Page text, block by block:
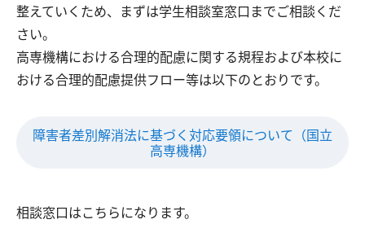
整えていくため、まずは学生相談室窓口までご相談くだ
さい。
高専機構における合理的配慮に関する規程および本校に
おける合理的配慮提供フロー等は以下のとおりです。
障害者差別解消法に基づく対応要領について（国立
高専機構）
相談窓口はこちらになります。